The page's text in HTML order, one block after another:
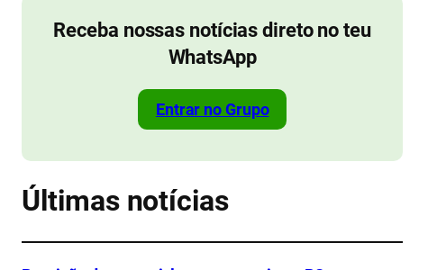
Receba nossas notícias direto no teu
WhatsApp
Entrar no Grupo
Últimas notícias